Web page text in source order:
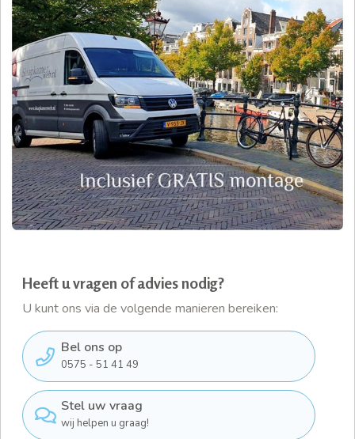
Heeft u vragen of advies nodig?
U kunt ons via de volgende manieren bereiken:
Bel ons op
0575 - 51 41 49
Stel uw vraag
wij helpen u graag!